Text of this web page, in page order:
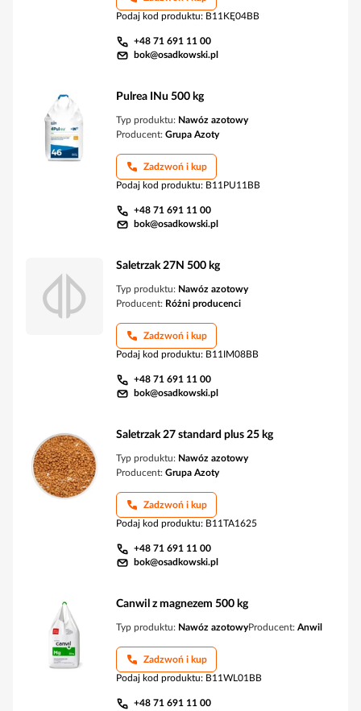
Podaj kod produktu: B11KĘ04BB
+48 71 691 11 00
bok@osadkowski.pl
Pulrea INu 500 kg
Typ produktu: Nawóz azotowy
Producent: Grupa Azoty
Zadzwoń i kup
Podaj kod produktu: B11PU11BB
+48 71 691 11 00
bok@osadkowski.pl
Saletrzak 27N 500 kg
Typ produktu: Nawóz azotowy
Producent: Różni producenci
Zadzwoń i kup
Podaj kod produktu: B11IM08BB
+48 71 691 11 00
bok@osadkowski.pl
Saletrzak 27 standard plus 25 kg
Typ produktu: Nawóz azotowy
Producent: Grupa Azoty
Zadzwoń i kup
Podaj kod produktu: B11TA1625
+48 71 691 11 00
bok@osadkowski.pl
Canwil z magnezem 500 kg
Typ produktu: Nawóz azotowyProducent: Anwil
Zadzwoń i kup
Podaj kod produktu: B11WL01BB
+48 71 691 11 00